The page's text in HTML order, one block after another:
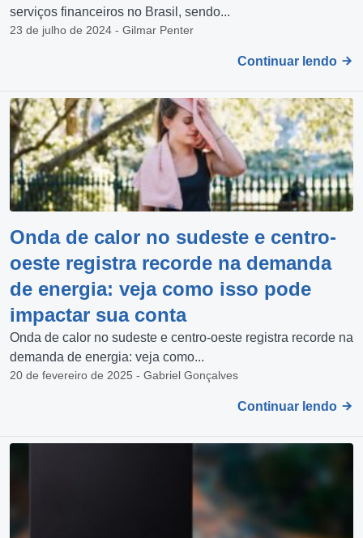
serviços financeiros no Brasil, sendo...
23 de julho de 2024 - Gilmar Penter
Continuar lendo
Onda de calor no sudeste e centro-
oeste registra recorde na demanda
de energia: veja como isso pode
impactar sua conta
Onda de calor no sudeste e centro-oeste registra recorde na
demanda de energia: veja como...
20 de fevereiro de 2025 - Gabriel Gonçalves
Continuar lendo